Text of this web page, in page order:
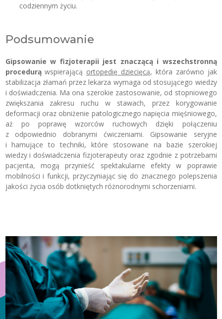
codziennym życiu.
Podsumowanie
Gipsowanie w fizjoterapii jest znaczącą i wszechstronną
procedurą wspierającą ortopedię dziecięcą, która zarówno jak
stabilizacja złamań przez lekarza wymaga od stosującego wiedzy
i doświadczenia. Ma ona szerokie zastosowanie, od stopniowego
zwiększania zakresu ruchu w stawach, przez korygowanie
deformacji oraz obniżenie patologicznego napięcia mięśniowego,
aż po poprawę wzorców ruchowych dzięki połączeniu
z odpowiednio dobranymi ćwiczeniami. Gipsowanie seryjne
i hamujące to techniki, które stosowane na bazie szerokiej
wiedzy i doświadczenia fizjoterapeuty oraz zgodnie z potrzebami
pacjenta, mogą przynieść spektakularne efekty w poprawie
mobilności i funkcji, przyczyniając się do znacznego polepszenia
jakości życia osób dotkniętych różnorodnymi schorzeniami.